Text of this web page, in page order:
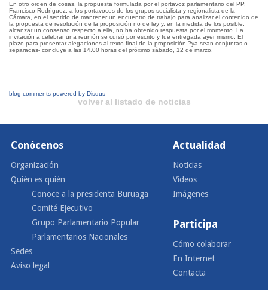
En otro orden de cosas, la propuesta formulada por el portavoz parlamentario del PP,
Francisco Rodríguez, a los portavoces de los grupos socialista y regionalista de la
Cámara, en el sentido de mantener un encuentro de trabajo para analizar el contenido de
la propuesta de resolución de la proposición no de ley y, en la medida de los posible,
alcanzar un consenso respecto a ella, no ha obtenido respuesta por el momento. La
invitación a celebrar una reunión se cursó por escrito y fue entregada ayer mismo. El
plazo para presentar alegaciones al texto final de la proposición ?ya sean conjuntas o
separadas- concluye a las 14.00 horas del próximo sábado, 12 de marzo.
blog comments powered by Disqus
volver al listado de noticias
Conócenos
Organización
Quién es quién
Conoce a la presidenta Buruaga
Comité Ejecutivo
Grupo Parlamentario Popular
Parlamentarios Nacionales
Sedes
Aviso legal
Actualidad
Noticias
Vídeos
Imágenes
Participa
Cómo colaborar
En Internet
Contacta